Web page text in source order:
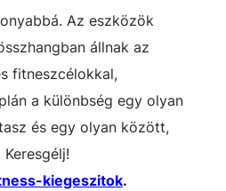
Az eszközök
állnak az
fitneszcélokkal,
a különbség egy olyan
és egy olyan között,
kiegeszitok.